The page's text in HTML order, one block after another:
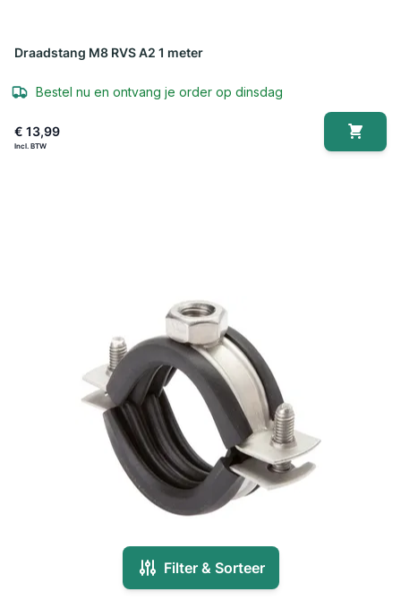
Filter & Sorteer
Draadstang M8 RVS A2 1 meter
Bestel nu en ontvang je order op dinsdag
€ 13,99